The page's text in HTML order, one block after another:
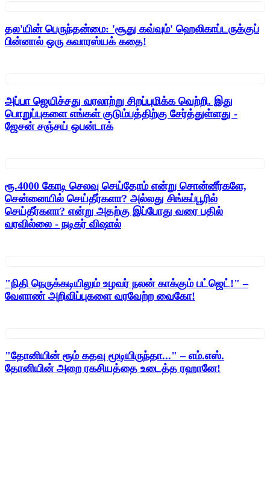
தல'யின் பெருந்தன்மை: 'சூது கவ்வும்' ஹெலிகாப்டருக்குப்
பின்னால் ஒரு சுவாரஸ்யக் கதை!
அப்பா ஜெயிச்சது வரலாற்று சிறப்புமிக்க வெற்றி. இது
பொறுப்புகளை எங்கள் குடும்பத்திற்கு சேர்த்துள்ளது -
ஜேசன் சஞ்சய் ஒபன்டாக்
ரூ.4000 கோடி செலவு செய்தோம் என்று சொன்னீர்களே,
சென்னையில் செய்தீர்களா? அல்லது சிங்கப்பூரில்
செய்தீர்களா? என்று அதற்கு இப்போது வரை பதில்
வரவில்லை - நடிகர் விஷால்
"நிதி நெருக்கடியிலும் உழவர் நலன் காக்கும் பட்ஜெட்!" –
வேளாண் அறிவிப்புகளை வரவேற்ற வைகோ!
"தோனியின் ரூம் கதவு மூடியிருந்தா..." – எம்.எஸ்.
தோனியின் அறை ரகசியத்தை உடைத்த ரஹானே!